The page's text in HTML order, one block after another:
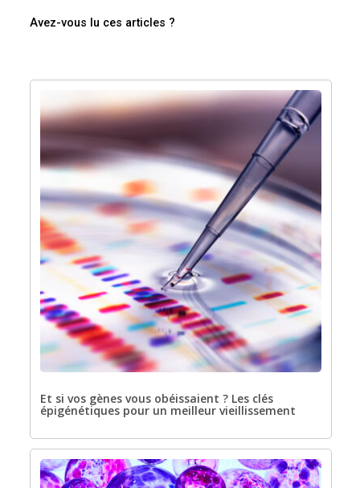
Avez-vous lu ces articles ?
Et si vos gènes vous obéissaient ? Les clés
épigénétiques pour un meilleur vieillissement